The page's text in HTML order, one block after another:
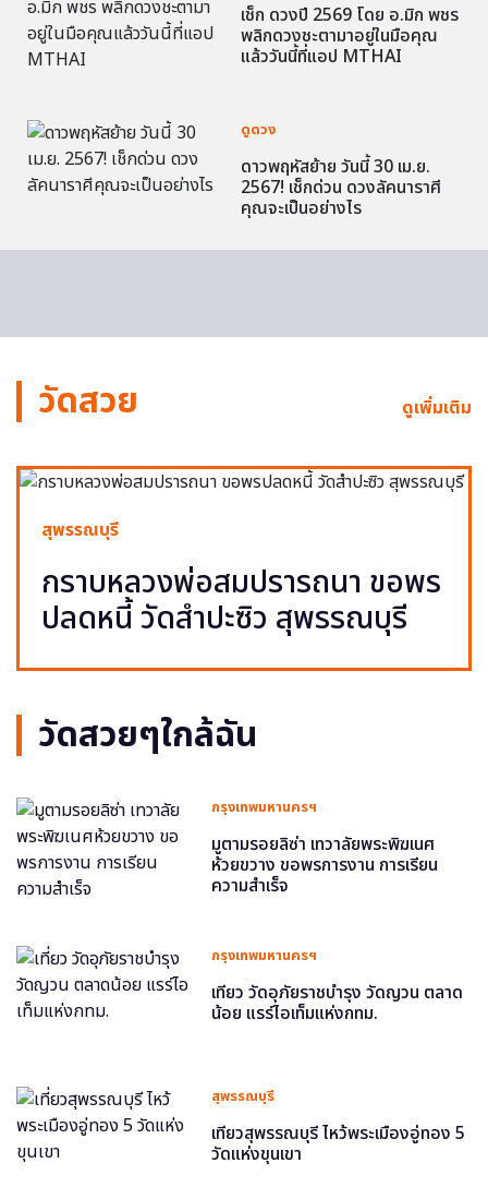
เช็ก ดวงปี 2569 โดย อ.มิก พชร
พลิกดวงชะตามาอยู่ในมือคุณ
แล้ววันนี้ที่แอป MTHAI
ดูดวง
ดาวพฤหัสย้าย วันนี้ 30 เม.ย.
2567! เช็กด่วน ดวงลัคนาราศี
คุณจะเป็นอย่างไร
วัดสวย ดูเพิ่มเติม
สุพรรณบุรี
กราบหลวงพ่อสมปรารถนา ขอพร
ปลดหนี้ วัดสำปะซิว สุพรรณบุรี
วัดสวยๆใกล้ฉัน
กรุงเทพมหานครฯ
มูตามรอยลิซ่า เทวาลัยพระพิฆเนศ
ห้วยขวาง ขอพรการงาน การเรียน
ความสำเร็จ
กรุงเทพมหานครฯ
เที่ยว วัดอุภัยราชบำรุง วัดญวน ตลาด
น้อย แรร์ไอเท็มแห่งกทม.
สุพรรณบุรี
เที่ยวสุพรรณบุรี ไหว้พระเมืองอู่ทอง 5
วัดแห่งขุนเขา